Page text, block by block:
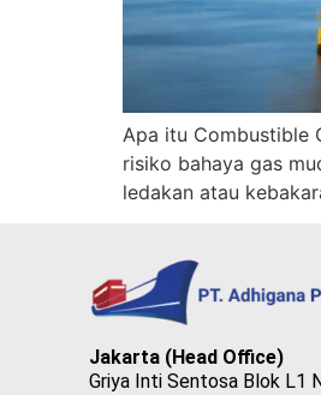
Apa itu Combustible
risiko bahaya gas
ledakan atau
Jakarta (Head Office)
Griya Inti Sentosa Blok L1